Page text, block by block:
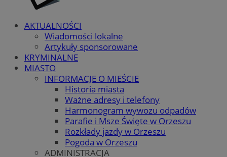
AKTUALNOŚCI
Wiadomości lokalne
Artykuły sponsorowane
KRYMINALNE
MIASTO
INFORMACJE O MIEŚCIE
Historia miasta
Ważne adresy i telefony
Harmonogram wywozu odpadów
Parafie i Msze Święte w Orzeszu
Rozkłady jazdy w Orzeszu
Pogoda w Orzeszu
ADMINISTRACJA